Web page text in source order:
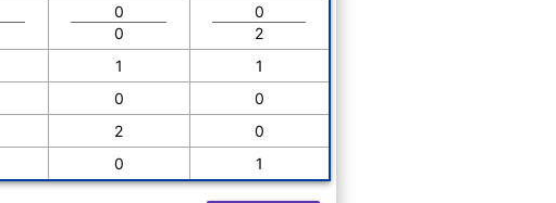
0
0
0
2
1 1
0 0
2 0
0 1